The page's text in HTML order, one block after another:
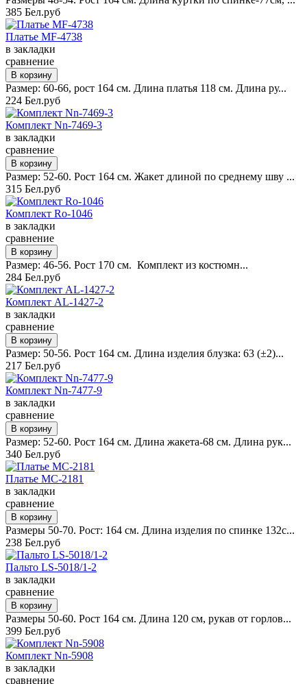
385 Бел.руб
Платье MF-4738
в закладки
сравнение
Размер: 60-66, рост 164 см. Длина платья 118 см. Длина ру...
224 Бел.руб
Комплект Nn-7469-3
в закладки
сравнение
Размер: 52-60. Рост 164 см. Жакет длиной по среднему шву ...
315 Бел.руб
Комплект Ro-1046
в закладки
сравнение
Размер: 46-56. Рост 170 см. Комплект из костюмн...
284 Бел.руб
Комплект AL-1427-2
в закладки
сравнение
Размер: 50-56. Рост 164 см. Длина изделия блузка: 63 (±2)...
217 Бел.руб
Комплект Nn-7477-9
в закладки
сравнение
Размер: 52-60. Рост 164 см. Длина жакета-68 см. Длина рук...
340 Бел.руб
Платье MC-2181
в закладки
сравнение
Размеры 50-70. Рост: 164 см. Длина изделия по спинке 132с...
238 Бел.руб
Пальто LS-5018/1-2
в закладки
сравнение
Размеры 50-60. Рост 164 см. Длина 120 см, рукав от горлов...
399 Бел.руб
Комплект Nn-5908
в закладки
сравнение